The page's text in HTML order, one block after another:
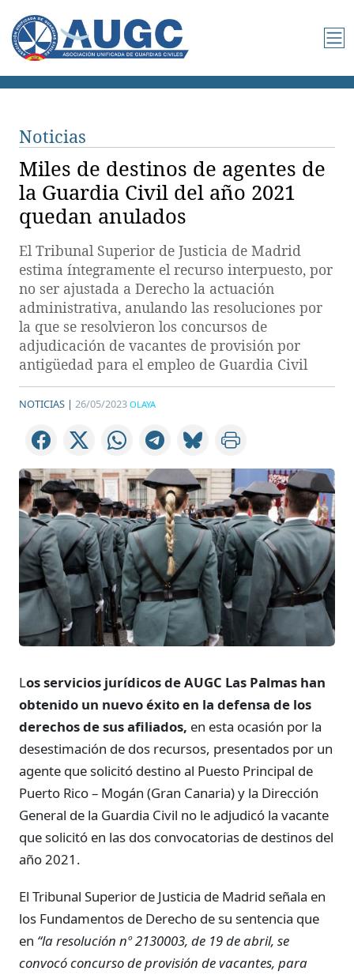
Noticias
Miles de destinos de agentes de
la Guardia Civil del año 2021
quedan anulados
El Tribunal Superior de Justicia de Madrid
estima íntegramente el recurso interpuesto, por
no ser ajustada a Derecho la actuación
administrativa, anulando las resoluciones por
la que se resolvieron los concursos de
adjudicación de vacantes de provisión por
antigüedad para el empleo de Guardia Civil
NOTICIAS | 26/05/2023 OLAYA
Losservicios jurídicos de AUGC Las Palmas han
obtenido un nuevo éxito en la defensa de los
derechos de sus afiliados, en esta ocasión por la
desestimación de dos recursos, presentados por un
agente que solicitó destino al Puesto Principal de
Puerto Rico – Mogán (Gran Canaria) y la Dirección
General de la Guardia Civil no le adjudicó la vacante
que solicitó en las dos convocatorias de destinos del
año 2021.
El Tribunal Superior de Justicia de Madrid señala en
los Fundamentos de Derecho de su sentencia que
en “laresolución nº 2130003, de 19 de abril, se
convocó concurso de provisión de vacantes, para